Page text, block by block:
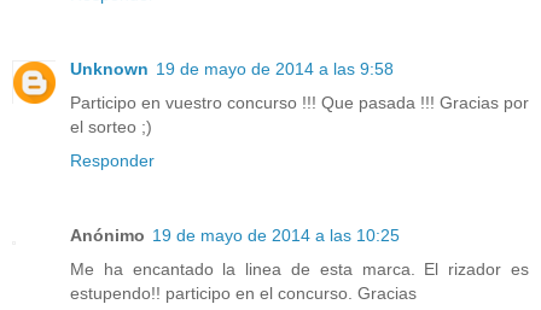
Unknown 19 de mayo de 2014 a las 9:58
Participo en vuestro concurso !!! Que pasada !!! Gracias por
el sorteo ;)
Responder
Anónimo 19 de mayo de 2014 a las 10:25
Me ha encantado la linea de esta marca. El rizador es
estupendo!! participo en el concurso. Gracias